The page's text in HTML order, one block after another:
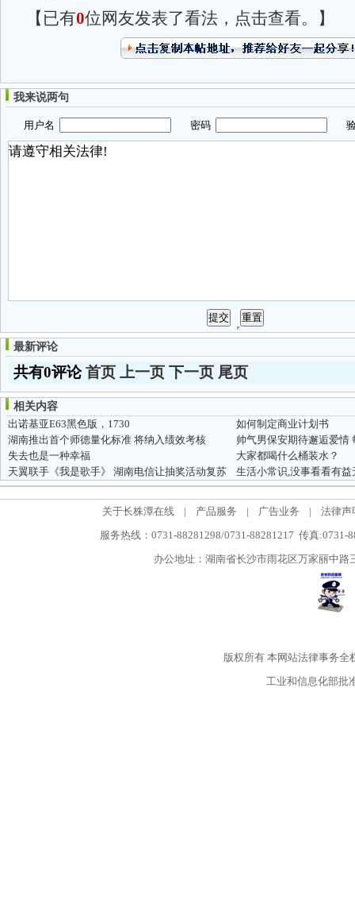
【已有0位网友发表了看法，点击查看。】
我来说两句
用户名 密码 验
最新评论
共有0评论首页 上一页 下一页 尾页
相关内容
出诺基亚E63黑色版，1730
如何制定商业计划书
湖南推出首个师德量化标准 将纳入绩效考核
帅气男保安期待邂逅爱情
失去也是一种幸福
大家都喝什么桶装水？
天翼联手《我是歌手》 湖南电信让抽奖活动复苏
生活小常识,没事看看有益
关于长株潭在线 | 产品服务 | 广告业务 |
法律声
服务热线：0731-88281298/0731-88281217 传真:0731-
办公地址：湖南省长沙市雨花区万家丽中
版权所有本网站法律事务全
工业和信息化部批